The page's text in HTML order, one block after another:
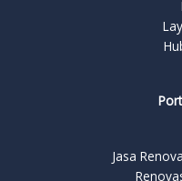
Jasa